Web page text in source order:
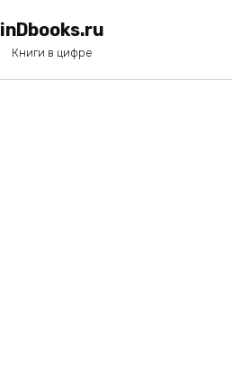
inDbooks.ru
Книги в цифре